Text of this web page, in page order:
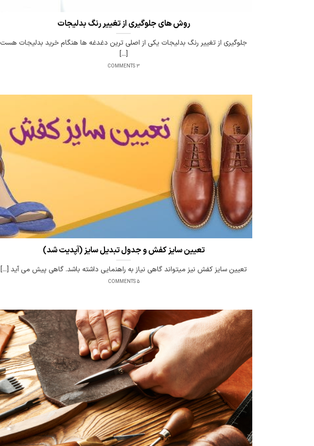
روش های جلوگیری از تغییر رنگ بدلیجات
جلوگیری از تغییر رنگ بدلیجات یکی از اصلی ترین دغدغه ها هنگام خرید بدلیجات هست
[...]
3 COMMENTS
تعیین سایز کفش و جدول تبدیل سایز (آپدیت شد)
تعیین سایز کفش نیز میتواند گاهی نیاز به راهنمایی داشته باشد. گاهی پیش می آید [...]
5 COMMENTS